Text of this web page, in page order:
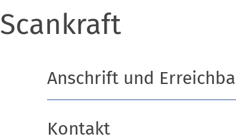
Scankraft
Anschrift und
Kontakt